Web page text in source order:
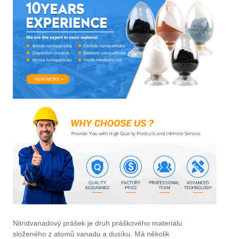
Nitridvanadový prášek je druh práškového materiálu
složeného z atomů vanadu a dusíku. Má několik